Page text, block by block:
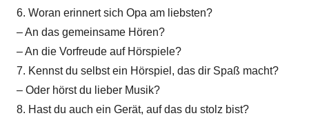
6. Woran erinnert sich Opa am liebsten?
– An das gemeinsame Hören?
– An die Vorfreude auf Hörspiele?
7. Kennst du selbst ein Hörspiel, das dir Spaß macht?
– Oder hörst du lieber Musik?
8. Hast du auch ein Gerät, auf das du stolz bist?